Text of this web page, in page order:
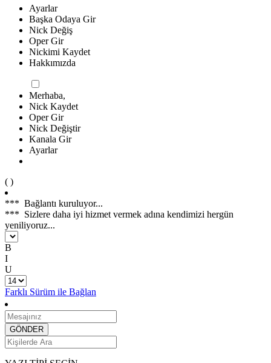
Ayarlar
Başka Odaya Gir
Nick Değiş
Oper Gir
Nickimi Kaydet
Hakkımızda
Merhaba,
Nick Kaydet
Oper Gir
Nick Değiştir
Kanala Gir
Ayarlar
( )
*** Bağlantı kuruluyor...
*** Sizlere daha iyi hizmet vermek adına kendimizi hergün
yeniliyoruz...
B
I
U
Farklı Sürüm ile Bağlan
GÖNDER